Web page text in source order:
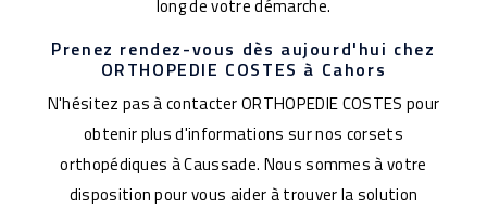
long de votre démarche.
Prenez rendez-vous dès aujourd'hui chez
ORTHOPEDIE COSTES à Cahors
N'hésitez pas à contacter ORTHOPEDIE COSTES pour
obtenir plus d'informations sur nos corsets
orthopédiques à Caussade. Nous sommes à votre
disposition pour vous aider à trouver la solution